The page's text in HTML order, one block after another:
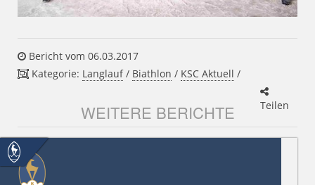
Bericht vom 06.03.2017
Kategorie: Langlauf/ Biathlon / KSC Aktuell /
Teilen
WEITERE BERICHTE